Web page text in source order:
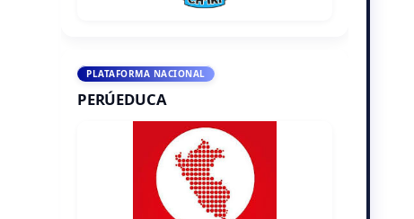
PLATAFORMA NACIONAL
PERÚEDUCA